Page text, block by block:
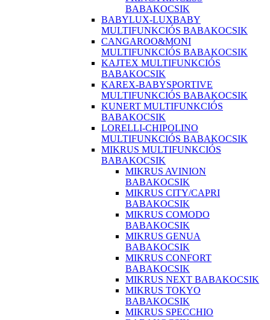
BABAKOCSIK
BABYLUX-LUXBABY
MULTIFUNKCIÓS BABAKOCSIK
CANGAROO&MONI
MULTIFUNKCIÓS BABAKOCSIK
KAJTEX MULTIFUNKCIÓS
BABAKOCSIK
KAREX-BABYSPORTIVE
MULTIFUNKCIÓS BABAKOCSIK
KUNERT MULTIFUNKCIÓS
BABAKOCSIK
LORELLI-CHIPOLINO
MULTIFUNKCIÓS BABAKOCSIK
MIKRUS MULTIFUNKCIÓS
BABAKOCSIK
MIKRUS AVINION
BABAKOCSIK
MIKRUS CITY/CAPRI
BABAKOCSIK
MIKRUS COMODO
BABAKOCSIK
MIKRUS GENUA
BABAKOCSIK
MIKRUS CONFORT
BABAKOCSIK
MIKRUS NEXT BABAKOCSIK
MIKRUS TOKYO
BABAKOCSIK
MIKRUS SPECCHIO